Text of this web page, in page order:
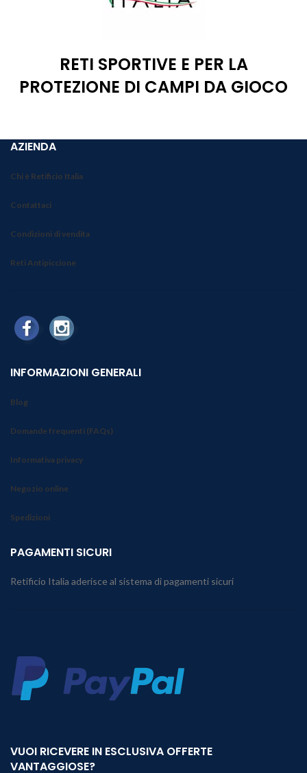
RETI SPORTIVE E PER LA
PROTEZIONE DI CAMPI DA GIOCO
AZIENDA
Chi è Retificio Italia
Contattaci
Condizioni di vendita
Reti Antipiccione
INFORMAZIONI GENERALI
Blog
Domande frequenti (FAQs)
Informativa privacy
Negozio online
Spedizioni
PAGAMENTI SICURI
Retificio Italia aderisce al sistema di pagamenti sicuri
VUOI RICEVERE IN ESCLUSIVA OFFERTE
VANTAGGIOSE?